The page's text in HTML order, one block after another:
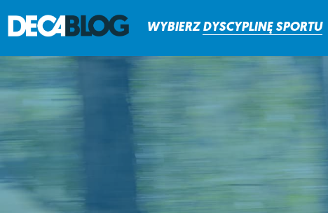
WYBIERZ DYSCYPLINĘ SPORTU